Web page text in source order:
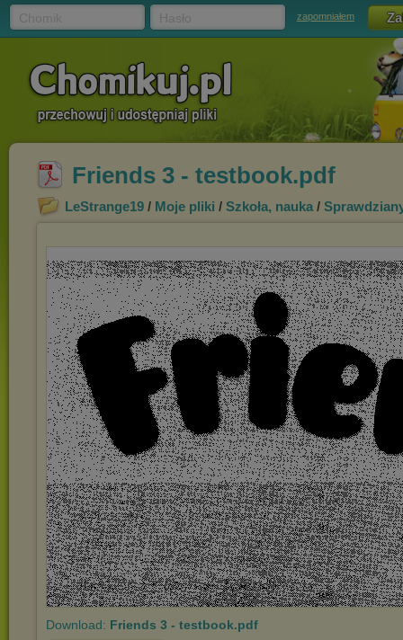
zapomniałem
Friends 3 - testbook.pdf
LeStrange19 / Moje pliki / Szkoła, nauka /
Download: Friends 3 - testbook.pdf